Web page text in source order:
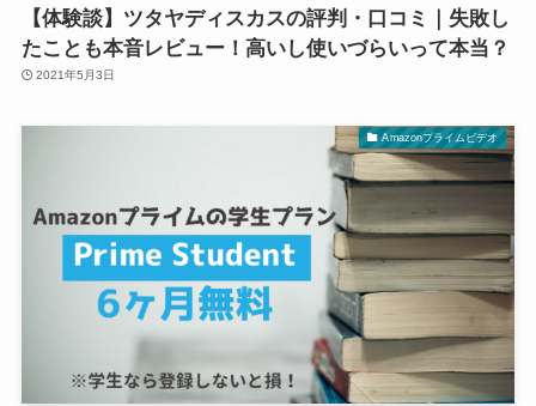
【体験談】ツタヤディスカスの評判・口コミ｜失敗し
たことも本音レビュー！高いし使いづらいって本当？
2021年5月3日
Amazonプライムビデオ